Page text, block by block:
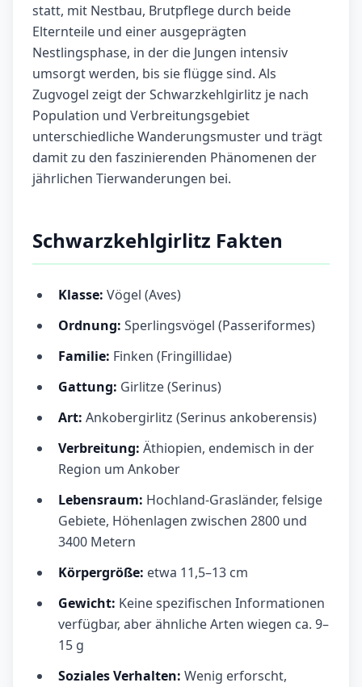
statt, mit Nestbau, Brutpflege durch beide
Elternteile und einer ausgeprägten
Nestlingsphase, in der die Jungen intensiv
umsorgt werden, bis sie flügge sind. Als
Zugvogel zeigt der Schwarzkehlgirlitz je nach
Population und Verbreitungsgebiet
unterschiedliche Wanderungsmuster und trägt
damit zu den faszinierenden Phänomenen der
jährlichen Tierwanderungen bei.
Schwarzkehlgirlitz Fakten
Klasse: Vögel (Aves)
Ordnung: Sperlingsvögel (Passeriformes)
Familie: Finken (Fringillidae)
Gattung: Girlitze (Serinus)
Art: Ankobergirlitz (Serinus ankoberensis)
Verbreitung: Äthiopien, endemisch in der
Region um Ankober
Lebensraum: Hochland-Grasländer, felsige
Gebiete, Höhenlagen zwischen 2800 und
3400 Metern
Körpergröße: etwa 11,5–13 cm
Gewicht: Keine spezifischen Informationen
verfügbar, aber ähnliche Arten wiegen ca. 9–
15 g
Soziales Verhalten: Wenig erforscht,